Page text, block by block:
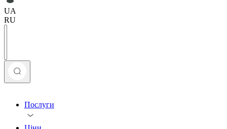
UA
RU
Послуги